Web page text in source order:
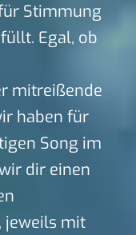
Stimmung
Egal, ob
mitreißende
haben für
Song im
dir einen
jeweils mit